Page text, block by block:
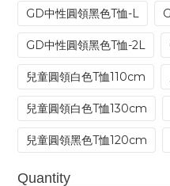
GD中性圓領黑色T恤-L
GD中性圓領黑色T恤-2L
兒童圓領白色T恤110cm
兒童圓領白色T恤130cm
兒童圓領黑色T恤120cm
Quantity